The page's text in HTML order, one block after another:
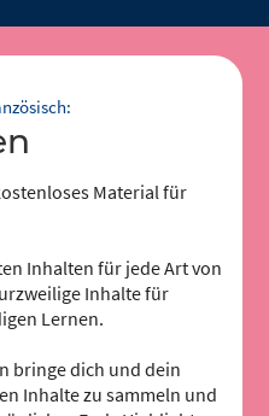
Material für
Inhalten für jede Art von
Inhalte für
Lernen.
bringe dich und dein
Inhalte zu sammeln und